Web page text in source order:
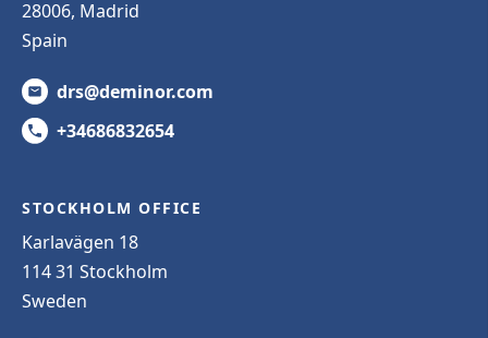
28006, Madrid
Spain
drs@deminor.com
+34686832654
STOCKHOLM OFFICE
Karlavägen 18
114 31 Stockholm
Sweden